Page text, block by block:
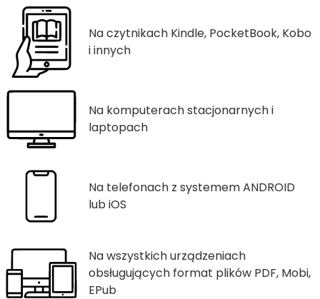
Na czytnikach Kindle, PocketBook, Kobo
i innych
Na komputerach stacjonarnych i
laptopach
Na telefonach z systemem ANDROID
lub iOS
Na wszystkich urządzeniach
obsługujących format plików PDF, Mobi,
EPub